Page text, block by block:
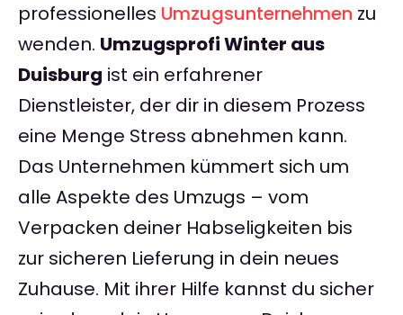
professionelles Umzugsunternehmen zu
wenden. Umzugsprofi Winter aus
Duisburg ist ein erfahrener
Dienstleister, der dir in diesem Prozess
eine Menge Stress abnehmen kann.
Das Unternehmen kümmert sich um
alle Aspekte des Umzugs – vom
Verpacken deiner Habseligkeiten bis
zur sicheren Lieferung in dein neues
Zuhause. Mit ihrer Hilfe kannst du sicher